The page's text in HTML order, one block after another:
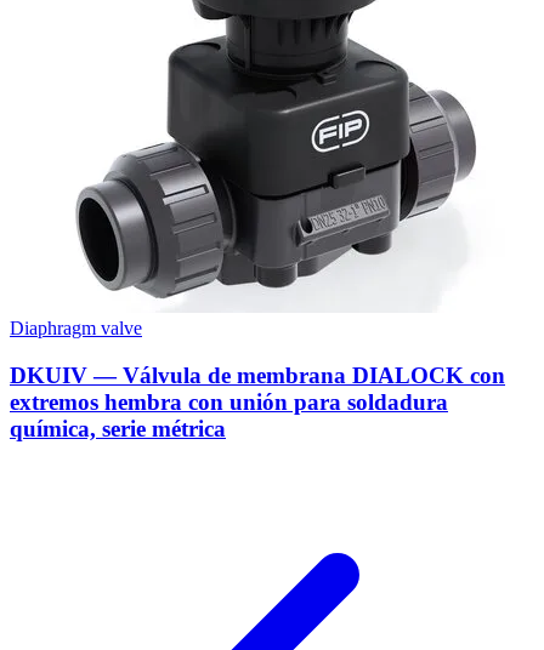
Diaphragm valve
DKUIV — Válvula de membrana DIALOCK con
extremos hembra con unión para soldadura
química, serie métrica